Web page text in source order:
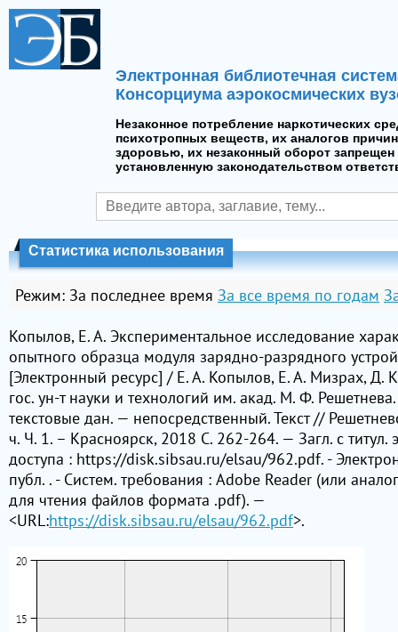
Электронная библиотечная
Консорциума аэрокосмических
Незаконное потребление наркотических
психотропных веществ, их аналогов
здоровью, их незаконный оборот запрещен
установленную законодательством
Статистика использования
Режим: За последнее время За все время по годам
Копылов, Е. А. Экспериментальное исследование
опытного образца модуля зарядно-разрядного
[Электронный ресурс] / Е. А. Копылов, Е. А. Мизрах, Д.
гос. ун-т науки и технологий им. акад. М. Ф.
текстовые дан. — непосредственный. Текст //
ч. Ч. 1. – Красноярск, 2018 C. 262-264. — Загл. с
доступа : https://disk.sibsau.ru/elsau/962.pdf. -
публ. . - Систем. требования : Adobe Reader (или
для чтения файлов формата .pdf). —
<URL:https://disk.sibsau.ru/elsau/962.pdf>.